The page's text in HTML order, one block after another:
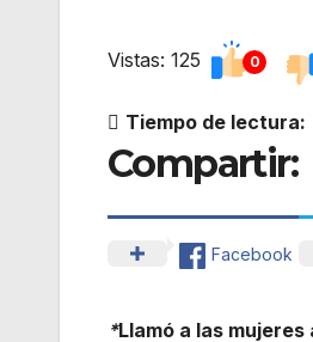
Vistas: 125 0
Tiempo de lectura:
Compartir:
Facebook
*Llamó a las